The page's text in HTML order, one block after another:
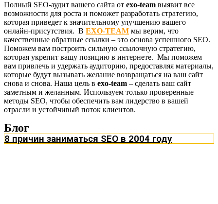
Полный SEO-аудит вашего сайта от exo-team выявит все
возможности для роста и поможет разработать стратегию,
которая приведет к значительному улучшению вашего
онлайн-присутствия. В EXO-TEAM мы верим, что
качественные обратные ссылки – это основа успешного SEO.
Поможем вам построить сильную ссылочную стратегию,
которая укрепит вашу позицию в интернете. Мы поможем
вам привлечь и удержать аудиторию, предоставляя материалы,
которые будут вызывать желание возвращаться на ваш сайт
снова и снова. Наша цель в exo-team – сделать ваш сайт
заметным и желанным. Используем только проверенные
методы SEO, чтобы обеспечить вам лидерство в вашей
отрасли и устойчивый поток клиентов.
Блог
8 причин заниматься SEO в 2004 году